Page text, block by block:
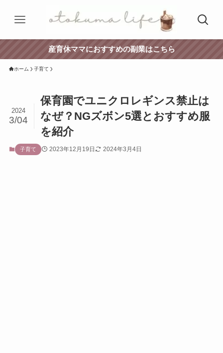
産育休ママにおすすめの副業はこちら
ホーム 子育て
保育園でユニクロレギンス禁止は
なぜ？NGズボン5選とおすすめ服
を紹介
2024
3/04
子育て 2023年12月19日 2024年3月4日